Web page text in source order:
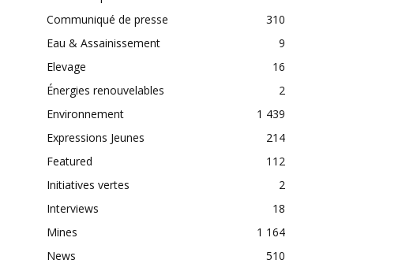
Communiqué de presse
310
Eau & Assainissement
9
Elevage
16
Énergies renouvelables
2
Environnement
1 439
Expressions Jeunes
214
Featured
112
Initiatives vertes
2
Interviews
18
Mines
1 164
News
510